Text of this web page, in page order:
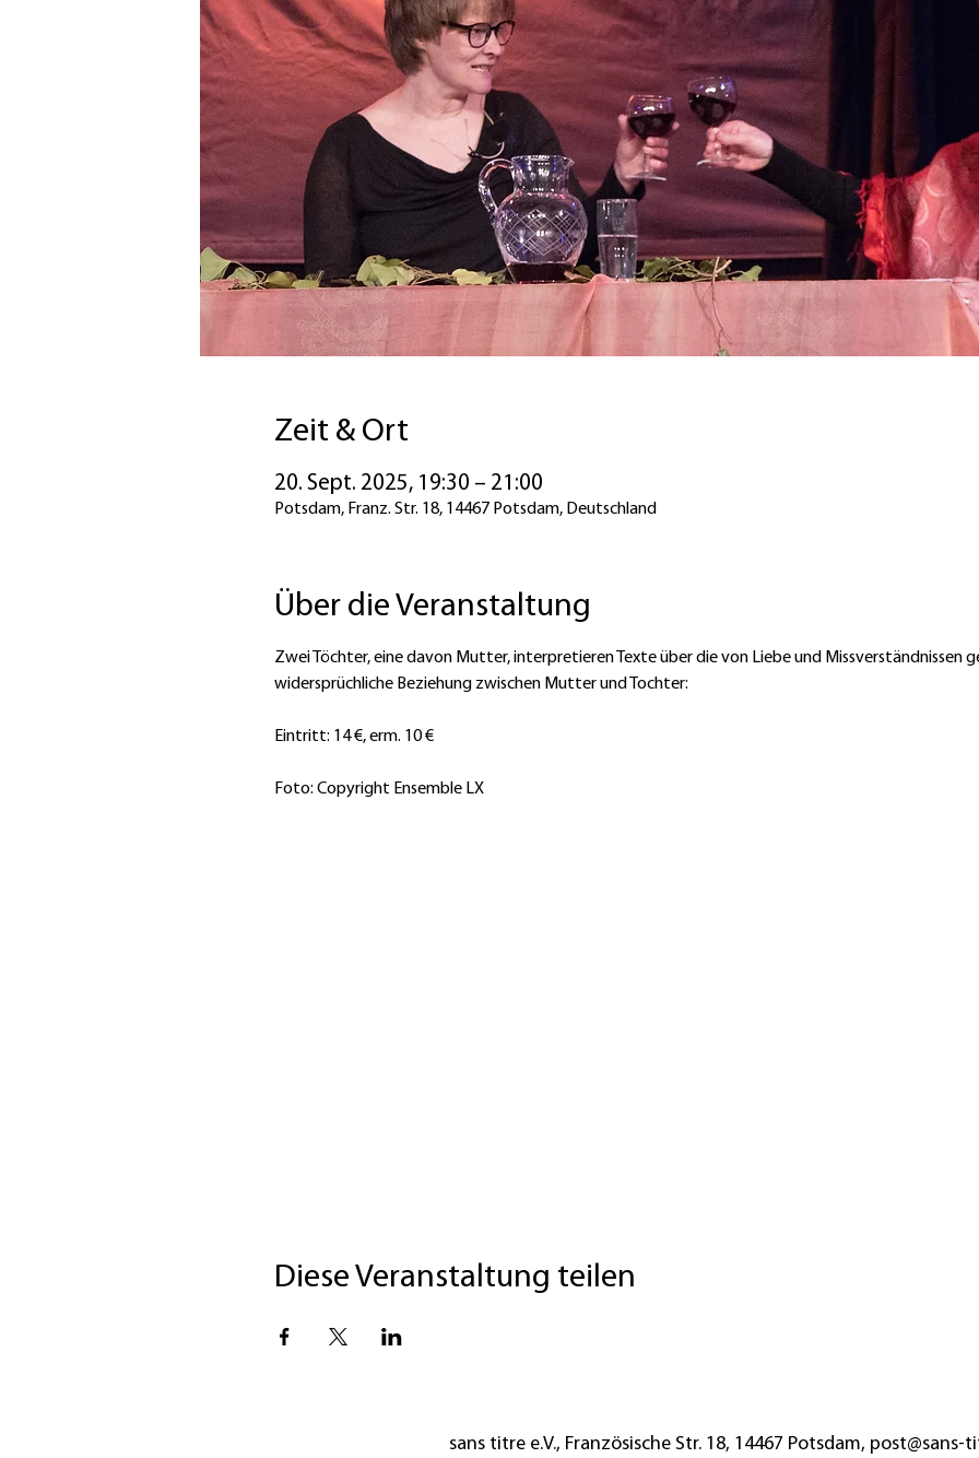
Zeit & Ort
20. Sept. 2025, 19:30 – 21:00
Potsdam, Franz. Str. 18, 14467 Potsdam, Deutschland
Über die Veranstaltung
Zwei Töchter, eine davon Mutter, interpretieren Texte über die von Liebe und Missverständnissen
widersprüchliche Beziehung zwischen Mutter und Tochter:
Eintritt: 14 €, erm. 10 €
Foto: Copyright Ensemble LX
Diese Veranstaltung teilen
sans titre e.V., Französische Str. 18, 14467 Potsdam, post@sans-